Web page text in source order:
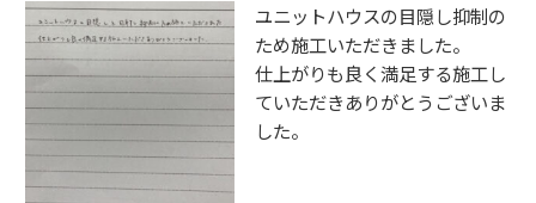
ユニットハウスの目隠し抑制の
ため施工いただきました。
仕上がりも良く満足する施工し
ていただきありがとうございま
した。